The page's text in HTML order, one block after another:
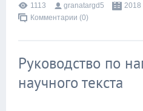
1113 granatargd5
2018
Комментарии (0)
Руководство по
научного текста